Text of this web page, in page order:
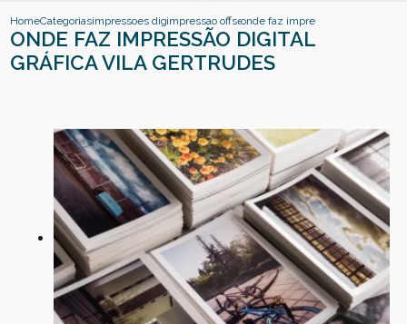
HomeCategoriasimpressoes digitaisimpressao offset e digitalonde faz impressao digital
ONDE FAZ IMPRESSÃO DIGITAL
GRÁFICA VILA GERTRUDES